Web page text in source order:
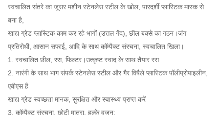
स्वचालित संतरे का जूसर मशीन स्टेनलेस स्टील के खोल, पारदर्शी प्लास्टिक मास्क से
बना है,
खाद्य ग्रेड प्लास्टिक काम कर रहे भागों (उत्तल गेंद), छील बक्से का गठन।जंग
प्रतिरोधी, आसान सफाई, आदि के साथ कॉम्पैक्ट संरचना, स्वचालित खिला।
1. स्वचालित छील, रस, फिल्टर।उत्कृष्ट स्वाद के साथ तैयार रस
2. नारंगी के साथ भाग संपर्क स्टेनलेस स्टील और गैर विषैले प्लास्टिक पॉलीप्रोपाइलीन,
एबीएस है
खाद्य ग्रेड स्वच्छता मानक, सुरक्षित और स्वास्थ्य प्राप्त करें
3. कॉम्पैक्ट संरचना, छोटी मात्रा, हल्के वजन;